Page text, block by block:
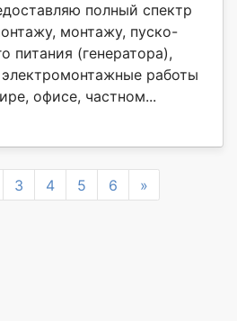
полный спектр
монтажу, пуско-
питания (генератора),
работы
офисе, частном...
3 4 5 6 »